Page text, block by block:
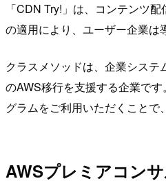
「CDN Try!」は、コンテンツ
の適用により、ユーザー企業
クラスメソッドは、企業シス
のAWS移行を支援する企業で
グラムをご利用いただくこと
AWSプレミアコン